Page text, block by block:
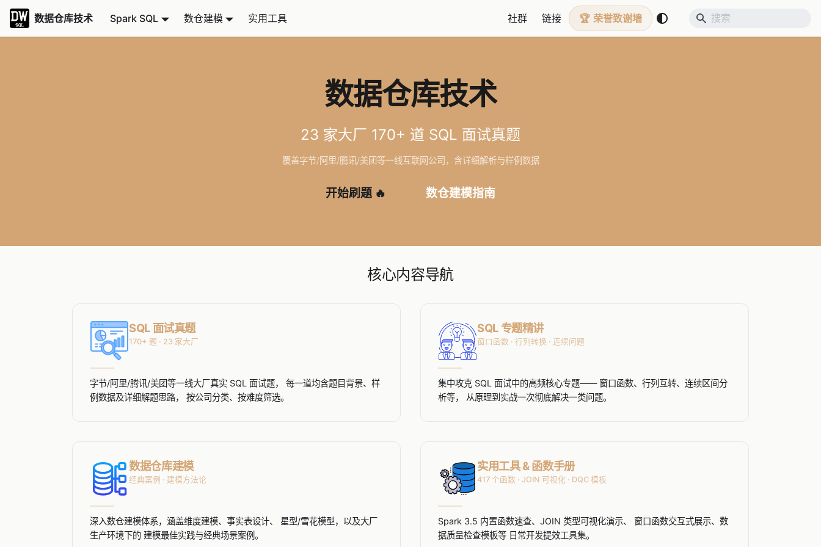
数据仓库技术 Spark SQL 数仓建模 实用工具 社群 链接 荣誉致谢墙
数据仓库技术
23 家大厂 170+ 道 SQL 面试真题
覆盖字节/阿里/腾讯/美团等一线互联网公司，含详细解析与样例数据
开始刷题 🔥 数仓建模指南
核心内容导航
SQL 面试真题
170+ 题 · 23 家大厂
字节/阿里/腾讯/美团等一线大厂真实 SQL 面试题， 每一道均含题目背景、样
例数据及详细解题思路， 按公司分类、按难度筛选。
SQL 专题精讲
窗口函数 · 行列转换 · 连续问题
集中攻克 SQL 面试中的高频核心专题—— 窗口函数、行列互转、连续区间分
析等， 从原理到实战一次彻底解决一类问题。
数据仓库建模
经典案例 · 建模方法论
深入数仓建模体系，涵盖维度建模、事实表设计、 星型/雪花模型，以及大厂
生产环境下的 建模最佳实践与经典场景案例。
实用工具 & 函数手册
417 个函数 · JOIN 可视化 · DQC 模板
Spark 3.5 内置函数速查、JOIN 类型可视化演示、 窗口函数交互式展示、数
据质量检查模板等 日常开发提效工具集。